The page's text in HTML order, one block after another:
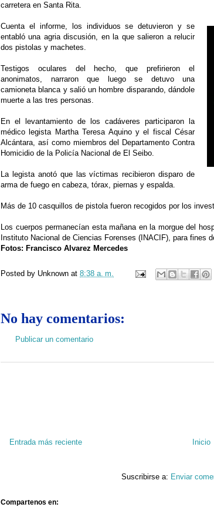
carretera en Santa Rita.
Cuenta el informe, los individuos se detuvieron y se
entabló una agria discusión, en la que salieron a relucir
dos pistolas y machetes.
Testigos oculares del hecho, que prefirieron el
anonimatos, narraron que luego se detuvo una
camioneta blanca y salió un hombre disparando, dándole
muerte a las tres personas.
En el levantamiento de los cadáveres participaron la
médico legista Martha Teresa Aquino y el fiscal César
Alcántara, así como miembros del Departamento Contra
Homicidio de la Policía Nacional de El Seibo.
La legista anotó que las víctimas recibieron disparo de
arma de fuego en cabeza, tórax, piernas y espalda.
Más de 10 casquillos de pistola fueron recogidos por los
Los cuerpos permanecían esta mañana en la morgue del
Instituto Nacional de Ciencias Forenses (INACIF), para fines
Fotos: Francisco Alvarez Mercedes
Posted by Unknown at 8:38 a. m.
No hay comentarios:
Publicar un comentario
Entrada más reciente Inicio
Suscribirse a: Enviar
Compartenos en: